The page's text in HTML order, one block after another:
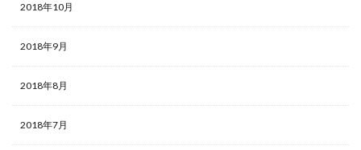
2018年10月
2018年9月
2018年8月
2018年7月